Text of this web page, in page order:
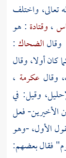
تعالى، واختلف
،وقتادة : هو
وقالالضحاك :
كان أولا، وقال
وقال عكرمة ،
وقيل: في
الأخيرين- فعل
الأول، -وهو
فقال بعضهم: